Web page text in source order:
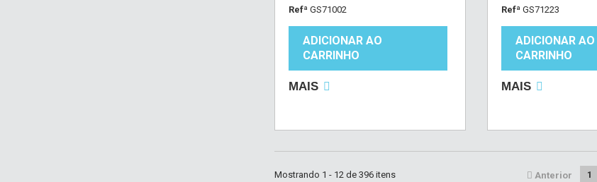
Refª GS71002
ADICIONAR AO
CARRINHO
MAIS
Refª GS71223
ADICIONAR AO
CARRINHO
MAIS
Anterior 1
Mostrando 1 - 12 de 396 itens